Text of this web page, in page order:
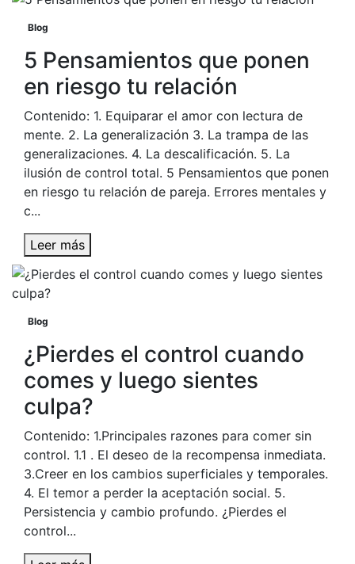
Blog
5 Pensamientos que ponen
en riesgo tu relación
Contenido: 1. Equiparar el amor con lectura de
mente. 2. La generalización 3. La trampa de las
generalizaciones. 4. La descalificación. 5. La
ilusión de control total. 5 Pensamientos que ponen
en riesgo tu relación de pareja. Errores mentales y
c...
Leer más
Blog
¿Pierdes el control cuando
comes y luego sientes
culpa?
Contenido: 1.Principales razones para comer sin
control. 1.1 . El deseo de la recompensa inmediata.
3.Creer en los cambios superficiales y temporales.
4. El temor a perder la aceptación social. 5.
Persistencia y cambio profundo. ¿Pierdes el
control...